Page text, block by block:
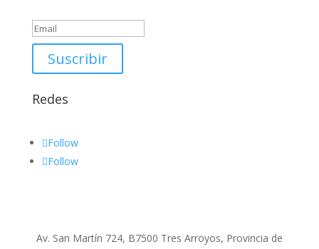
Suscribir
Redes
Follow
Follow
Av. San Martín 724, B7500 Tres Arroyos, Provincia de